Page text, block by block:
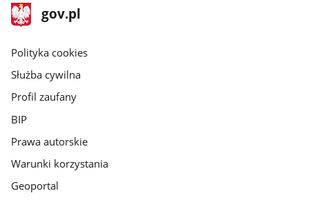
stopka
gov.pl
Strona
gov.pl
gov.pl
Polityka cookies
Służba cywilna
Profil zaufany
BIP
Prawa autorskie
Warunki korzystania
Geoportal